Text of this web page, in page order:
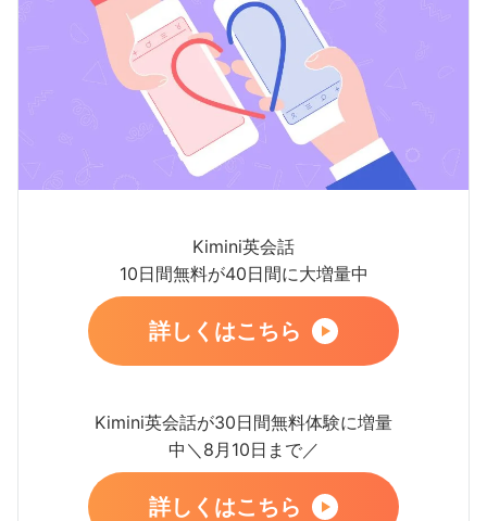
Kimini英会話
10日間無料が40日間に大増量中
詳しくはこちら
Kimini英会話が30日間無料体験に増量
中＼8月10日まで／
詳しくはこちら